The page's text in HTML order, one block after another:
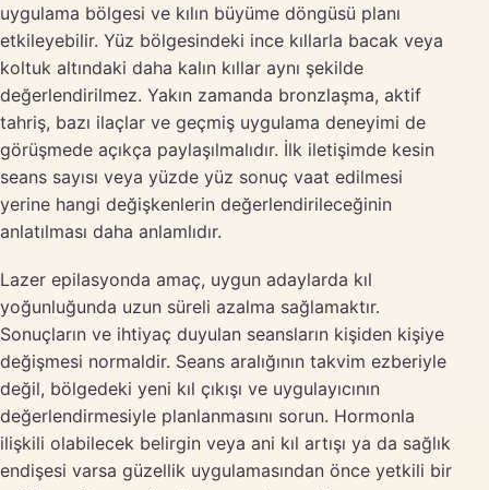
uygulama bölgesi ve kılın büyüme döngüsü planı
etkileyebilir. Yüz bölgesindeki ince kıllarla bacak veya
koltuk altındaki daha kalın kıllar aynı şekilde
değerlendirilmez. Yakın zamanda bronzlaşma, aktif
tahriş, bazı ilaçlar ve geçmiş uygulama deneyimi de
görüşmede açıkça paylaşılmalıdır. İlk iletişimde kesin
seans sayısı veya yüzde yüz sonuç vaat edilmesi
yerine hangi değişkenlerin değerlendirileceğinin
anlatılması daha anlamlıdır.
Lazer epilasyonda amaç, uygun adaylarda kıl
yoğunluğunda uzun süreli azalma sağlamaktır.
Sonuçların ve ihtiyaç duyulan seansların kişiden kişiye
değişmesi normaldir. Seans aralığının takvim ezberiyle
değil, bölgedeki yeni kıl çıkışı ve uygulayıcının
değerlendirmesiyle planlanmasını sorun. Hormonla
ilişkili olabilecek belirgin veya ani kıl artışı ya da sağlık
endişesi varsa güzellik uygulamasından önce yetkili bir